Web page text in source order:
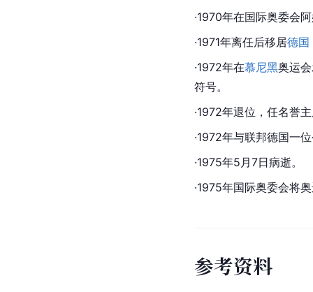
·1970年在国际奥委会
·1971年离任后移居德国
·1972年在慕尼黑奥运会
符号。
·1972年退位，任名誉
·1972年与联邦德国一
·1975年5月7日病逝。
·1975年国际奥委会将
参考资料